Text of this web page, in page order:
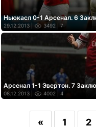
Ньюкасл 0-1 Арсенал. 6
29.12.2013 | 3492 | 7
Арсенал 1-1 Эвертон. 7
08.12.2013 | 4002 | 4
« 1 2